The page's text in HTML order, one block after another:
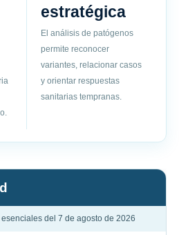
estratégica
El análisis de patógenos
permite reconocer
variantes, relacionar casos
y orientar respuestas
sanitarias tempranas.
del 7 de agosto de 2026